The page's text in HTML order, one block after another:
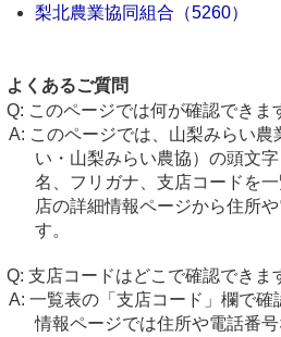
梨北農業協同組合（5260）
よくあるご質問
このページでは何が確認できま
このページでは、山梨みらい農
い・山梨みらい農協）の頭文
名、フリガナ、支店コードを
店の詳細情報ページから住所
す。
支店コードはどこで確認できま
一覧表の「支店コード」欄で確
情報ページでは住所や電話番